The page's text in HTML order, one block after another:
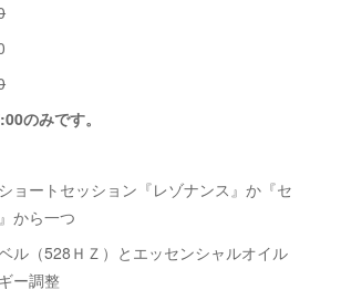
のみです。
ョートセッション『レゾナンス』か『セ
から一つ
ル（528ＨＺ）とエッセンシャルオイル
ー調整